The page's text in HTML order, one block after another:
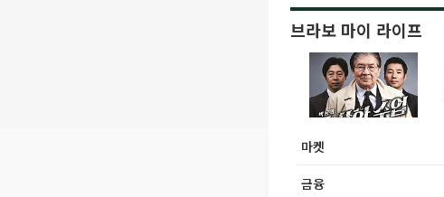
브라보 마이 라이프
마켓
금융